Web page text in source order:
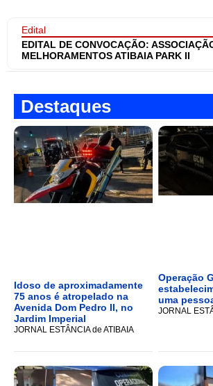
Edital
EDITAL DE CONVOCAÇÃO:
MELHORAMENTOS ATIBAIA PARK II
Destaques
Idoso de aproximadamente
75 anos é atropelado na
Avenida Dom Pedro II, no
Jardim Imperial
JORNAL ESTÂNCIA de ATIBAIA
Operação
uma
JORNAL